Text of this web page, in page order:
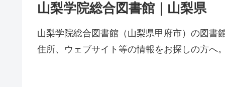
山梨学院総合図書館｜山梨県
山梨学院総合図書館（山梨県甲府市）の図書
住所、ウェブサイト等の情報をお探しの方へ